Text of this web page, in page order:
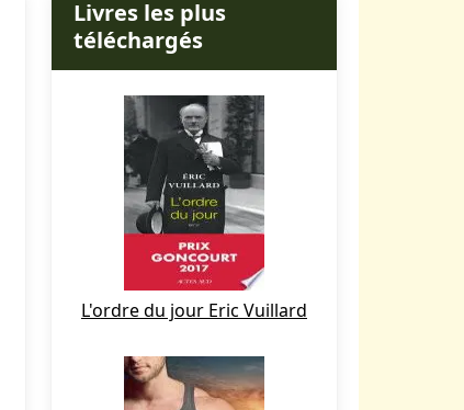
Livres les plus
téléchargés
L'ordre du jour Eric Vuillard